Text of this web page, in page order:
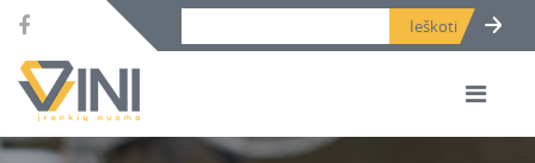
Search bar place.